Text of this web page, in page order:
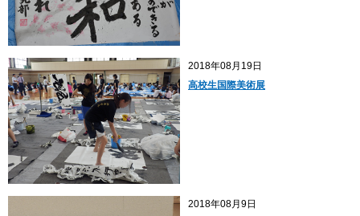
2018年08月19日
高校生国際美術展
2018年08月9日